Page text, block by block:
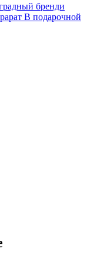
бренди
В подарочной